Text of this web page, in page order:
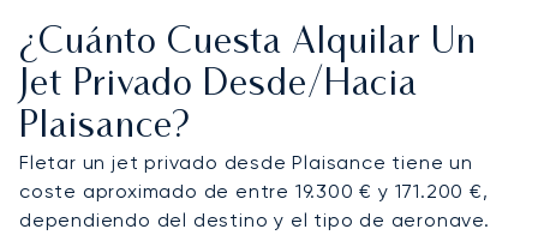
discreción en las llegadas de jets privados.
Desde allí, traslados con chófer o vuelos en
helicóptero conectan con los principales resorts,
como el One&Only Le Saint Géran, el Four Seasons
Resort at Anahita y el Constance Prince Maurice,
así como con villas privadas, clubes de golf y
puertos deportivos de toda la isla.
¿Cuánto Cuesta Alquilar Un
Jet Privado Desde/hacia
Plaisance?
Fletar un jet privado desde Plaisance tiene un
coste aproximado de entre 19.300 € y 171.200 €,
dependiendo del destino y el tipo de aeronave.